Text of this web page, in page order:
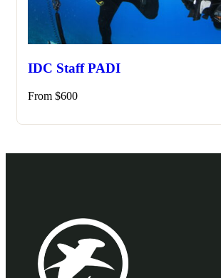
IDC Staff PADI
From $600